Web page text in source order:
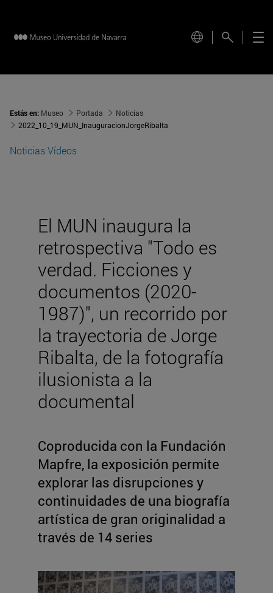
Estás en: Museo Portada
Noticias
2022_10_19_MUN_InauguracionJorgeRibalta
Noticias Vídeos
El MUN inaugura la
retrospectiva "Todo es
verdad. Ficciones y
documentos (2020-
1987)", un recorrido por
la trayectoria de Jorge
Ribalta, de la fotografía
ilusionista a la
documental
Coproducida con la Fundación
Mapfre, la exposición permite
explorar las disrupciones y
continuidades de una biografía
artística de gran originalidad a
través de 14 series